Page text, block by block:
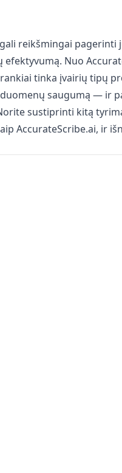
reikšmingai pagerinti
Nuo
tinka įvairių tipų
saugumą — ir
sustiprinti kitą
AccurateScribe.ai, ir